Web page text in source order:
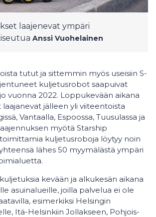
laajenevat ympäri
Anssi Vuohelainen
tutut ja sittemmin myös useisiin S-
kuljetusrobot saapuivat
vuonna 2022. Loppukevään aikana
jälleen yli viiteentoista
Vantaalla, Espoossa, Tuusulassa ja
myötä Starship
kuljetusroboja löytyy noin
lähes 50 myymälästä ympäri
kevään ja alkukesän aikana
asuinalueille, joilla palvelua ei ole
esimerkiksi Helsingin
Itä-Helsinkiin Jollakseen, Pohjois-